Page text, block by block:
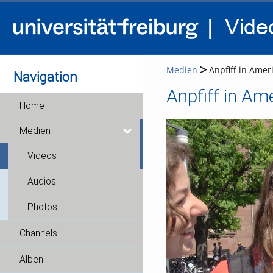
Navigation
Home
Medien
Videos
Audios
Photos
Channels
Alben
Medien Anpfiff in
Anpfiff in